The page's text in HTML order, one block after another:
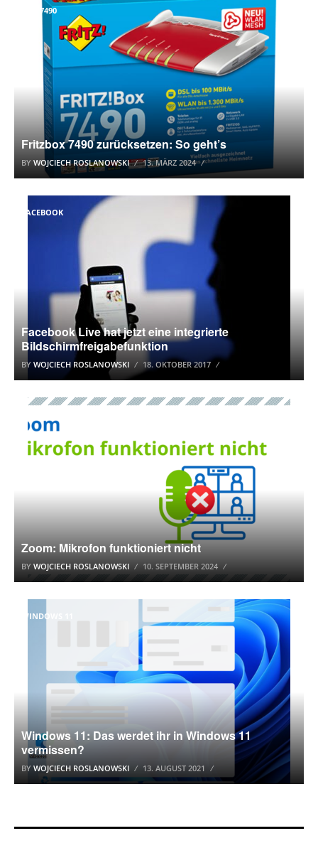
BOX 7490
Fritzbox 7490 zurücksetzen: So geht’s
BY WOJCIECH ROSLANOWSKI 13. MÄRZ 2024
FACEBOOK
Facebook Live hat jetzt eine integrierte
Bildschirmfreigabefunktion
BY WOJCIECH ROSLANOWSKI 18. OKTOBER 2017
Zoom: Mikrofon funktioniert nicht
BY WOJCIECH ROSLANOWSKI 10. SEPTEMBER 2024
WINDOWS 11
Windows 11: Das werdet ihr in Windows 11
vermissen?
BY WOJCIECH ROSLANOWSKI 13. AUGUST 2021